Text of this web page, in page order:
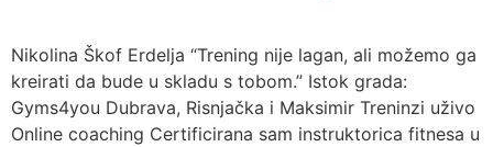
Nikolina Škof Erdelja “Trening nije lagan, ali možemo ga
kreirati da bude u skladu s tobom.” Istok grada:
Gyms4you Dubrava, Risnjačka i Maksimir Treninzi uživo
Online coaching Certificirana sam instruktorica fitnesa u